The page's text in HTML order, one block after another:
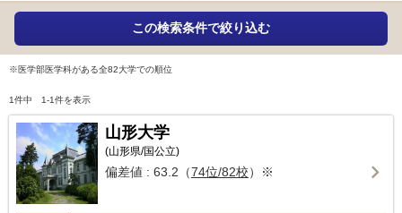
※医学部医学科がある全82大学での順位
1件中 1-1件を表示
山形大学
(山形県/国公立)
偏差値 : 63.2（74位/82校）※